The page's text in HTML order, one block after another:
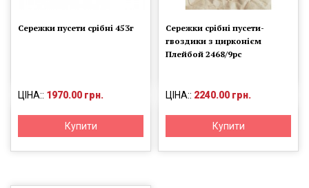
Сережки пусети срібні 453г
ЦІНА:: 1970.00 грн.
Купити
Сережки срібні пусети-
гвоздики з цирконієм
Плейбой 2468/9рс
ЦІНА:: 2240.00 грн.
Купити